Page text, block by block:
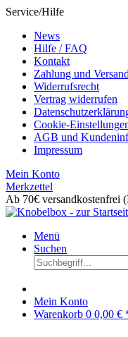
Service/Hilfe
News
Hilfe / FAQ
Kontakt
Zahlung und Versand
Widerrufsrecht
Vertrag widerrufen
Cookie-
AGB und
Impressum
Mein Konto
Merkzettel
Ab 70€ versandkostenfrei
Menü
Suchen
Mein Konto
Warenkorb 0 0,00 €